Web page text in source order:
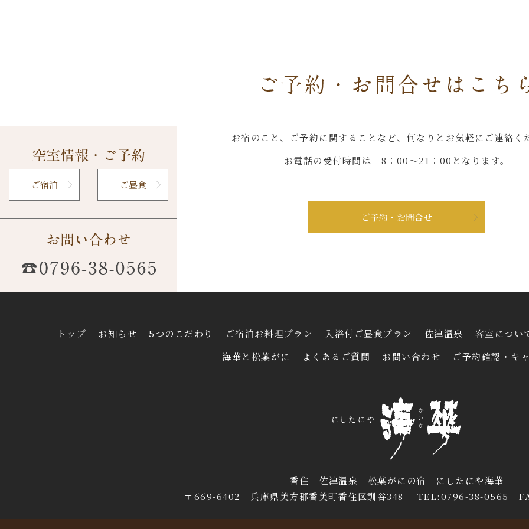
お宿のこと、ご予約に関することなど、何なりとお気軽にご連絡く
お電話の受付時間は 8：00～21：00となります。
ご予約・お問合せ
ご宿泊 ご昼食
トップ お知らせ 5つのこだわり ご宿泊お料理プラン 入浴付ご昼食プラン 佐津温泉
客室につい
海華と松葉がに
よくあるご質問 お問い合わせ ご予約確認・キ
香住 佐津温泉 松葉がにの宿 にしたにや海華
〒669-6402 兵庫県美方郡香美町香住区訓谷348 TEL:0796-38-0565